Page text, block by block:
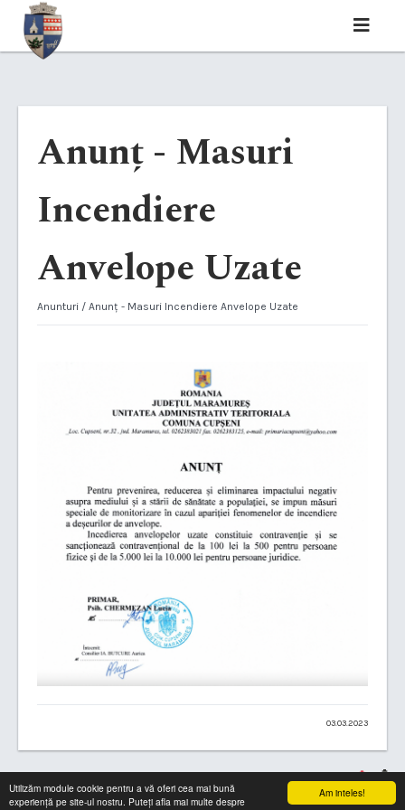
Am inteles!
Utilizăm module cookie pentru a vă oferi cea mai bună
experiență pe site-ul nostru. Puteți afla mai multe despre
Anunț - Masuri
Incendiere
Anvelope Uzate
Anunturi / Anunț - Masuri Incendiere Anvelope Uzate
03.03.2023